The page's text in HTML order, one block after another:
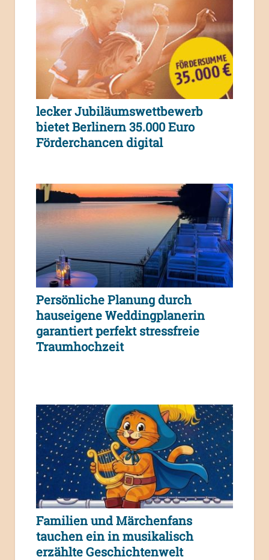
lecker Jubiläumswettbewerb
bietet Berlinern 35.000 Euro
Förderchancen digital
Persönliche Planung durch
hauseigene Weddingplanerin
garantiert perfekt stressfreie
Traumhochzeit
Familien und Märchenfans
tauchen ein in musikalisch
erzählte Geschichtenwelt